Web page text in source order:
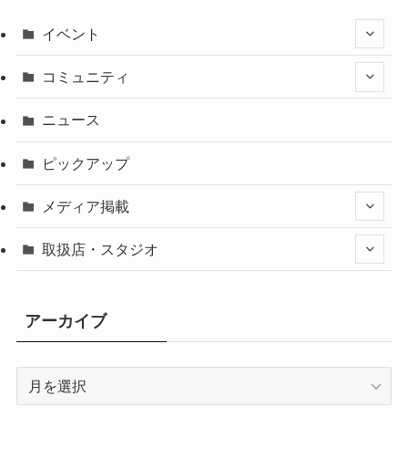
イベント
コミュニティ
ニュース
ピックアップ
メディア掲載
取扱店・スタジオ
アーカイブ
ー